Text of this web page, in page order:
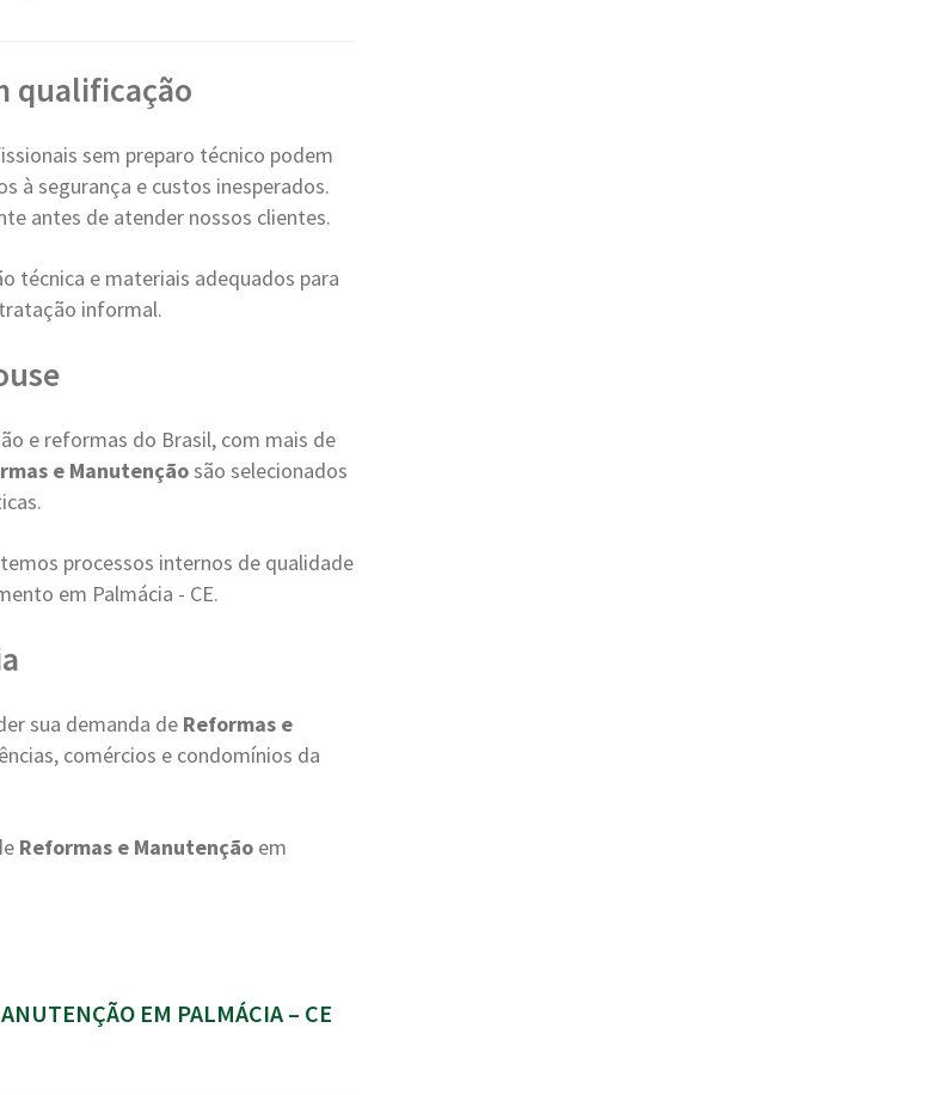
qualificação
sem preparo técnico podem
à segurança e custos inesperados.
antes de atender nossos clientes.
técnica e materiais adequados para
informal.
e reformas do Brasil, com mais de
e Manutençãosão selecionados
processos internos de qualidade
em Palmácia - CE.
sua demanda de Reformas e
comércios e condomínios da
Reformas e Manutenção em
EM PALMÁCIA – CE